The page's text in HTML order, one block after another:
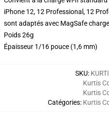
iPhone 12, 12 Professional, 12
sont adaptés avec MagSafe
Poids 26g
Épaisseur 1/16 pouce (1,6 mm)
SKU:
Catégories:
Kurtis
Kurtis
Kurtis